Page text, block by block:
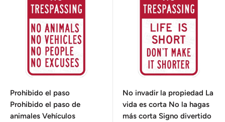
Prohibido el paso
Prohibido el paso de
animales Vehículos
No invadir la propiedad La
vida es corta No la hagas
más corta Signo divertido